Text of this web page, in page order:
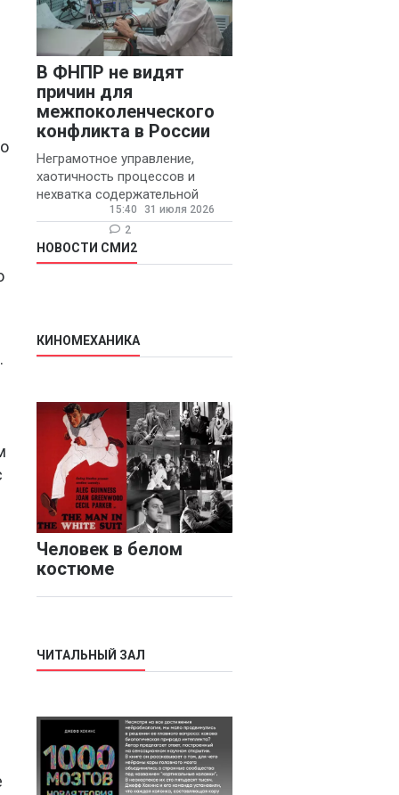
В ФНПР не видят
причин для
межпоколенческого
конфликта в России
Неграмотное управление,
хаотичность процессов и
нехватка содержательной
обратной связи от
руководителя являются
основными причинами
конфликтов и раздражения в
15:40
31 июля 2026
2
НОВОСТИ СМИ2
КИНОМЕХАНИКА
Человек в белом
костюме
ЧИТАЛЬНЫЙ ЗАЛ